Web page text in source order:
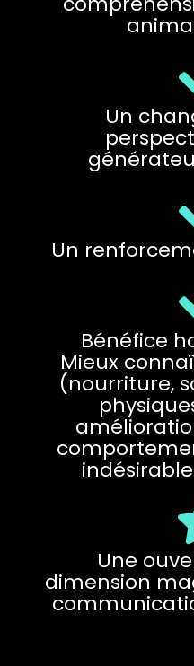
Un
Un
Bénéfice
Mieux
(nourriture,
Une
dimension